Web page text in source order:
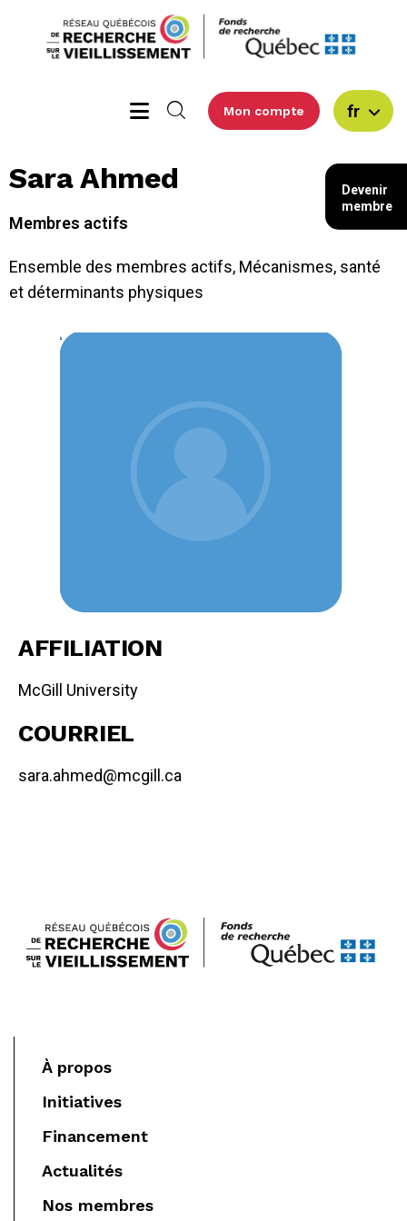
Mon compte fr
Sara Ahmed
Membres actifs
Ensemble des membres actifs, Mécanismes, santé
et déterminants physiques
AFFILIATION
McGill University
COURRIEL
sara.ahmed@mcgill.ca
À propos
Initiatives
Financement
Actualités
Nos membres
Devenir
membre